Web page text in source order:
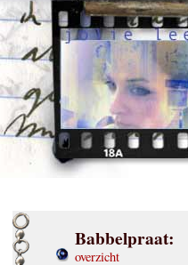
Babbelpraat:
overzicht